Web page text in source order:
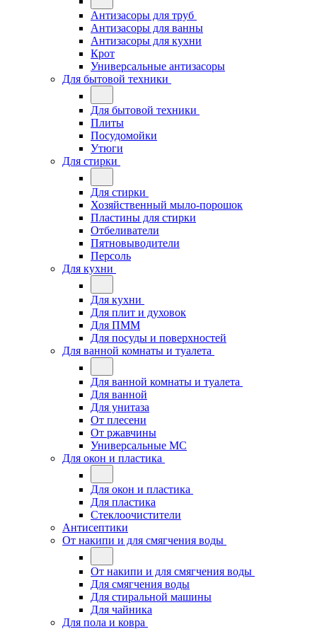
Антизасоры для труб
Антизасоры для ванны
Антизасоры для кухни
Крот
Универсальные антизасоры
Для бытовой техники
Для бытовой техники
Плиты
Посудомойки
Утюги
Для стирки
Для стирки
Хозяйственный мыло-порошок
Пластины для стирки
Отбеливатели
Пятновыводители
Персоль
Для кухни
Для кухни
Для плит и духовок
Для ПММ
Для посуды и поверхностей
Для ванной комнаты и туалета
Для ванной комнаты и туалета
Для ванной
Для унитаза
От плесени
От ржавчины
Универсальные МС
Для окон и пластика
Для окон и пластика
Для пластика
Стеклоочистители
Антисептики
От накипи и для смягчения воды
От накипи и для смягчения воды
Для смягчения воды
Для стиральной машины
Для чайника
Для пола и ковра